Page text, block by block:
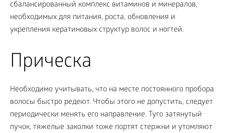
сбалансированный комплекс витаминов и минералов,
необходимых для питания, роста, обновления и
укрепления кератиновых структур волос и ногтей.
Прическа
Необходимо учитывать, что на месте постоянного пробора
волосы быстро редеют. Чтобы этого не допустить, следует
периодически менять его направление. Туго затянутый
пучок, тяжелые заколки тоже портят стержни и утомляют